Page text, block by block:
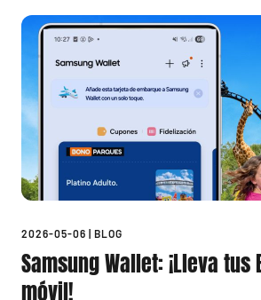
2026-05-06 | BLOG
Samsung Wallet: ¡Lleva tus
móvil!